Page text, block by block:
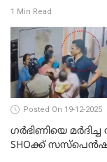
ക്ലീനര്‍ പിടിയിൽ
1 Min Read
Posted On 19-12-2025
ഗര്‍ഭിണിയെ മർദിച്ച
SHOക്ക്